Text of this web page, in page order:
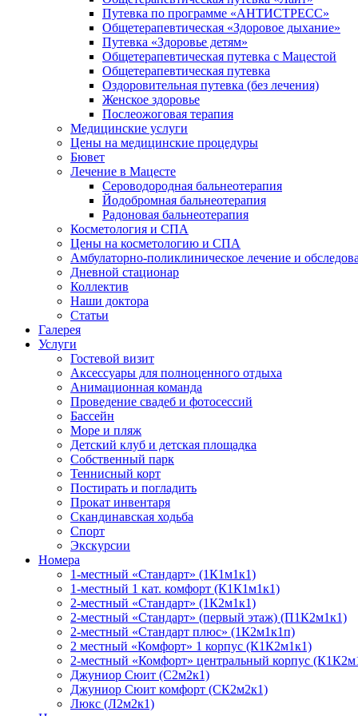
Путевка по программе «АНТИСТРЕСС»
Общетерапевтическая «Здоровое дыхание»
Путевка «Здоровье детям»
Общетерапевтическая путевка с Мацестой
Общетерапевтическая путевка
Оздоровительная путевка (без лечения)
Женское здоровье
Послеожоговая терапия
Медицинские услуги
Цены на медицинские процедуры
Бювет
Лечение в Мацесте
Сероводородная бальнеотерапия
Йодобромная бальнеотерапия
Радоновая бальнеотерапия
Косметология и СПА
Цены на косметологию и СПА
Амбулаторно-поликлиническое лечение и
Дневной стационар
Коллектив
Наши доктора
Статьи
Галерея
Услуги
Гостевой визит
Аксессуары для полноценного отдыха
Анимационная команда
Проведение свадеб и фотосессий
Бассейн
Море и пляж
Детский клуб и детская площадка
Собственный парк
Теннисный корт
Постирать и погладить
Прокат инвентаря
Скандинавская ходьба
Спорт
Экскурсии
Номера
1-местный «Стандарт» (1К1м1к1)
1-местный 1 кат. комфорт (К1К1м1к1)
2-местный «Стандарт» (1К2м1к1)
2-местный «Стандарт» (первый этаж) (П1К2м1к1)
2-местный «Стандарт плюс» (1К2м1к1п)
2 местный «Комфорт» 1 корпус (К1К2м1к1)
2-местный «Комфорт» центральный корпус
Джуниор Сюит (С2м2к1)
Джуниор Сюит комфорт (СК2м2к1)
Люкс (Л2м2к1)